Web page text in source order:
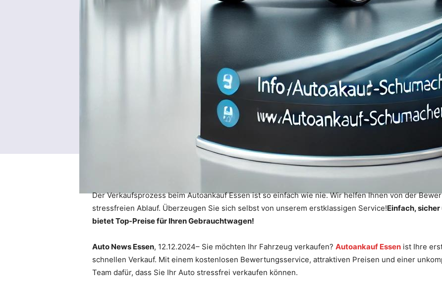
Der Verkaufsprozess beim Autoankauf Essen ist so einfach wie nie. Wir helfen Ihnen von der
stressfreien Ablauf. Überzeugen Sie sich selbst von unserem erstklassigen Service!Einfach,
bietet Top-Preise für Ihren Gebrauchtwagen!
Auto News Essen, 12.12.2024– Sie möchten Ihr Fahrzeug verkaufen? Autoankauf Essen ist Ihre
schnellen Verkauf. Mit einem kostenlosen Bewertungsservice, attraktiven Preisen und einer
Team dafür, dass Sie Ihr Auto stressfrei verkaufen können.